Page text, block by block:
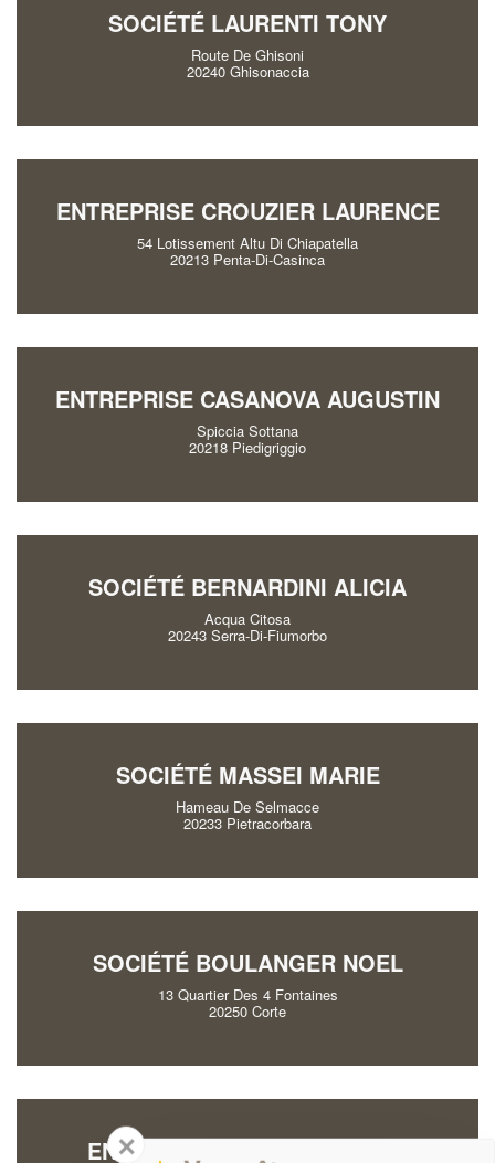
SOCIÉTÉ LAURENTI TONY
Route De Ghisoni
20240 Ghisonaccia
ENTREPRISE CROUZIER LAURENCE
54 Lotissement Altu Di Chiapatella
20213 Penta-Di-Casinca
ENTREPRISE CASANOVA AUGUSTIN
Spiccia Sottana
20218 Piedigriggio
SOCIÉTÉ BERNARDINI ALICIA
Acqua Citosa
20243 Serra-Di-Fiumorbo
SOCIÉTÉ MASSEI MARIE
Hameau De Selmacce
20233 Pietracorbara
SOCIÉTÉ BOULANGER NOEL
13 Quartier Des 4 Fontaines
20250 Corte
ENTREPRISE DAVIET AURORE
✕